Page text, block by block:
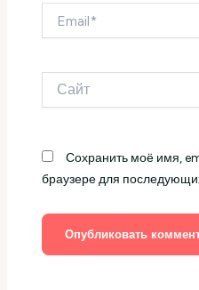
Сохранить моё имя,
браузере для